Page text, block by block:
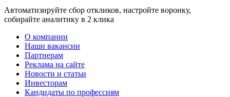
Автоматизируйте сбор откликов, настройте воронку,
собирайте аналитику в 2 клика
О компании
Наши вакансии
Партнерам
Реклама на сайте
Новости и статьи
Инвесторам
Кандидаты по профессиям